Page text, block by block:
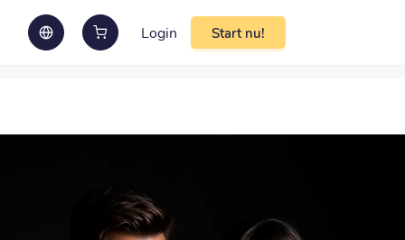
Login Start nu!